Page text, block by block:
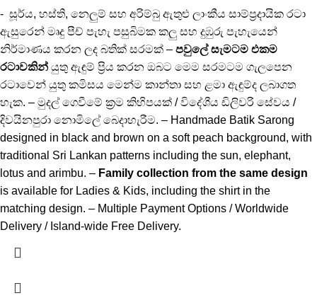
- සූර්ය, හස්ති, නෙලුම් සහ අරිම්බු ඇතුළු ලාංකීය සාම්ප්‍රදායික රටා
ඇසුරෙන් මෘදු පීච් පැහැ පසුබිමක කලු සහ දුඹුරු පැහැයෙන්
නිර්මාණය කරන ලද බතික් සරමක් – පවුලේ සැමටම එකම
රටාවකින් යුතු ඇඳුම් ප්‍රිය කරන ඔබට මෙම සරමටම ගැලපෙන
රටාවෙන් යුතු කමිසය මෙන්ම කාන්තා සහ ළමා ඇඳුම්ද ලබාගත
හැක. – මුදල් ගෙවීමේ ක්‍රම කිහිපයක් / විදේශීය ඩිලිවරි සේවය /
දිවයිනපුරා නොමිලේ බෙදාහැරීම. – Handmade Batik Sarong
designed in black and brown on a soft peach background, with
traditional Sri Lankan patterns including the sun, elephant,
lotus and arimbu. – Family collection from the same design
is available for Ladies & Kids, including the shirt in the
matching design. – Multiple Payment Options / Worldwide
Delivery / Island-wide Free Delivery.